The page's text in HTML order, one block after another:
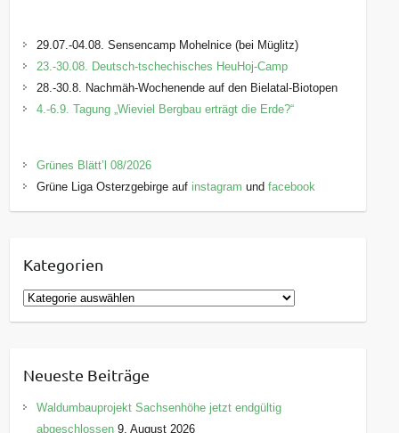
29.07.-04.08. Sensencamp Mohelnice (bei Müglitz)
23.-30.08. Deutsch-tschechisches HeuHoj-Camp
28.-30.8. Nachmäh-Wochenende auf den Bielatal-Biotopen
4.-6.9. Tagung „Wieviel Bergbau erträgt die Erde?“
Grünes Blätt’l 08/2026
Grüne Liga Osterzgebirge auf instagram undfacebook
Kategorien
K
a
g
o
Neueste Beiträge
Waldumbauprojekt Sachsenhöhe jetzt endgültig
abgeschlossen 9. August 2026